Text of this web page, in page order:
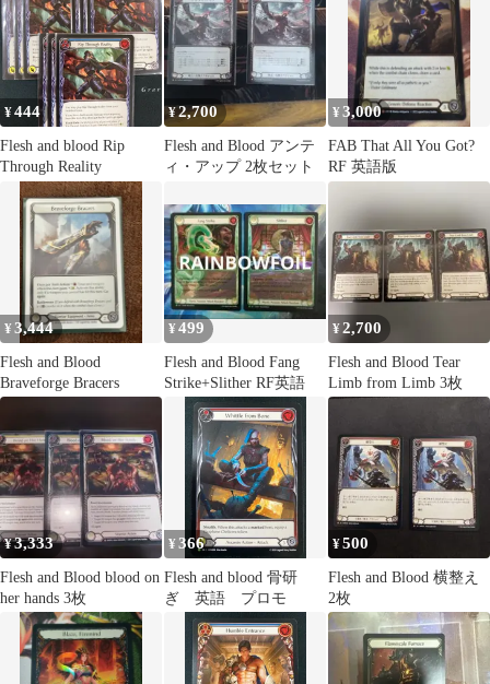
¥444
Flesh and blood Rip
Through Reality
¥2,700
Flesh and Blood アンテ
ィ・アップ 2枚セット
¥3,000
FAB That All You Got?
RF 英語版
¥3,444
Flesh and Blood
Braveforge Bracers
¥499
Flesh and Blood Fang
Strike+Slither RF英語
¥2,700
Flesh and Blood Tear
Limb from Limb 3枚
¥3,333
Flesh and Blood blood on
her hands 3枚
¥366
Flesh and blood 骨研
ぎ 英語 プロモ
¥500
Flesh and Blood 横整え
2枚